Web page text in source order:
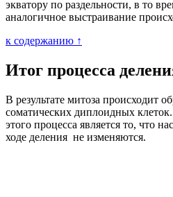
экватору по раздельности, в то
аналогичное выстраивание
к содержанию ↑
Итог процесса
В результате митоза происходит
соматических диплоидных
этого процесса является то, что
ходе деления не изменяются.